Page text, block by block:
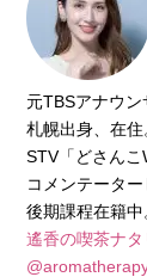
元TBSアナウ
札幌出身、在
STV「どさんこ
コメンテータ
後期課程在籍
遙香の喫茶ナタ